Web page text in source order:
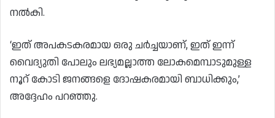
നൽകി.
‘ഇത് അപകടകരമായ ഒരു ചർച്ചയാണ്, ഇത് ഇന്ന്
വൈദ്യുതി പോലും ലഭ്യമല്ലാത്ത ലോകമെമ്പാടുമുള്ള
നൂറ് കോടി ജനങ്ങളെ ദോഷകരമായി ബാധിക്കും,’
അദ്ദേഹം പറഞ്ഞു.